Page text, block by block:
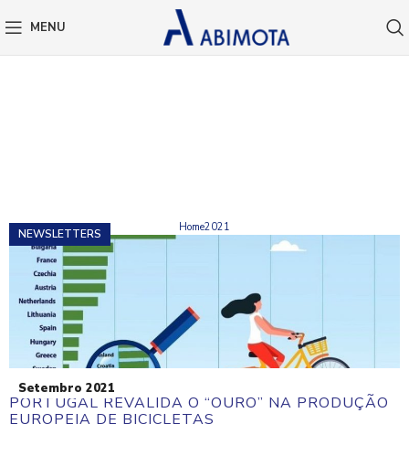
MENU
Home2021
Setembro 2021
NEWSLETTERS
PORTUGAL REVALIDA O “OURO” NA PRODUÇÃO
EUROPEIA DE BICICLETAS